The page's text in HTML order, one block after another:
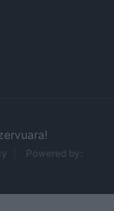
Powered by: